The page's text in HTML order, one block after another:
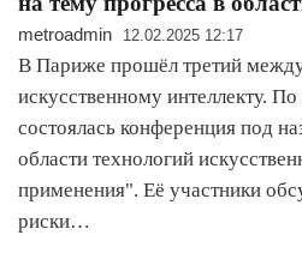
metroadmin 12.02.2025 12:17
В Париже прошёл третий
искусственному интеллекту.
состоялась конференция под
области технологий
применения". Её участники
риски…